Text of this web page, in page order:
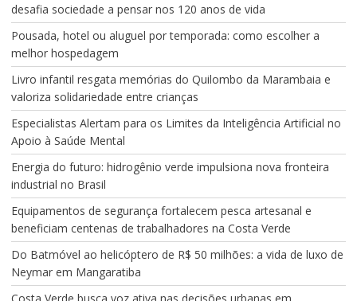
desafia sociedade a pensar nos 120 anos de vida
Pousada, hotel ou aluguel por temporada: como escolher a
melhor hospedagem
Livro infantil resgata memórias do Quilombo da Marambaia e
valoriza solidariedade entre crianças
Especialistas Alertam para os Limites da Inteligência Artificial no
Apoio à Saúde Mental
Energia do futuro: hidrogênio verde impulsiona nova fronteira
industrial no Brasil
Equipamentos de segurança fortalecem pesca artesanal e
beneficiam centenas de trabalhadores na Costa Verde
Do Batmóvel ao helicóptero de R$ 50 milhões: a vida de luxo de
Neymar em Mangaratiba
Costa Verde busca voz ativa nas decisões urbanas em